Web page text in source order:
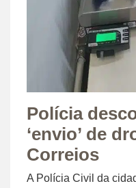
Polícia
‘envio’ de
Correios
A Polícia Civil da